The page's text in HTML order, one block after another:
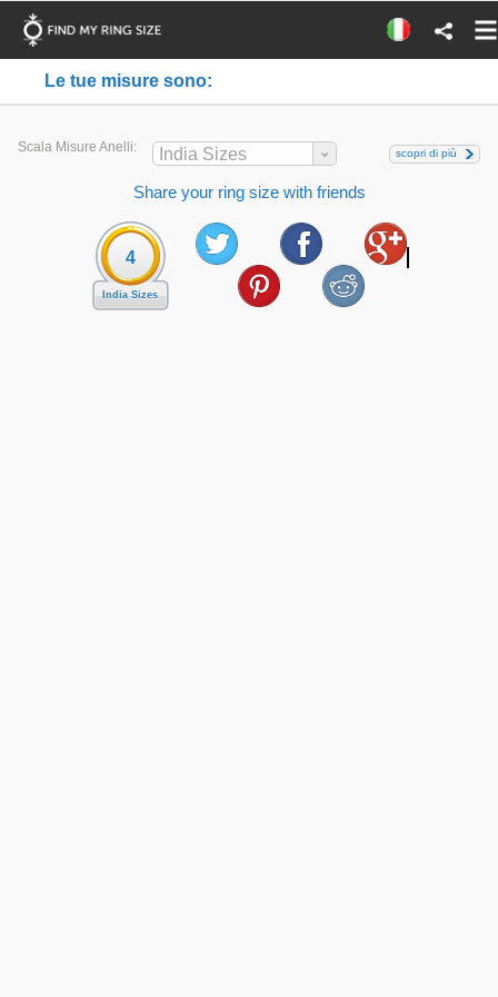
Le tue misure sono:
Scala Misure Anelli: India Sizes scopri di più
Share your ring size with friends
4
India Sizes